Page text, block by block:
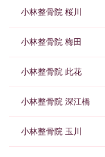
小林整骨院 桜川
小林整骨院 梅田
小林整骨院 此花
小林整骨院 深江橋
小林整骨院 玉川